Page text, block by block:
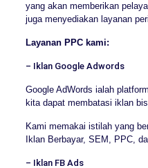
yang akan memberikan
juga menyediakan layanan
Layanan PPC kami:
– Iklan Google Adwords
Google AdWords ialah
kita dapat membatasi iklan
Kami memakai istilah yang
Iklan Berbayar, SEM, PPC,
– Iklan FB Ads